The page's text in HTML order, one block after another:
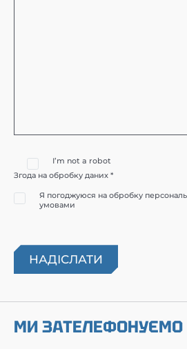
I’m not a robot
Згода на обробку даних *
Я погоджуюся на обробку
умовами
МИ ЗАТЕЛЕФОНУЄМО